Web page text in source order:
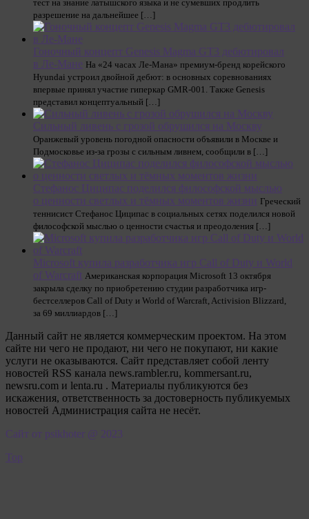
тест на знание латышского языка и не сумевших продлить
разрешение на дальнейшее […]
Гоночный концепт Genesis Magma GT3 дебютировал
в Ле-Мане На «24 часах Ле-Мана» премиум-бренд корейского
Hyundai устроил двойной дебют: в основных соревнованиях
впервые принял участие гиперкар GMR-001. Также Genesis
представил концептуальный […]
Сильный ливень с грозой обрушился на Москву
Оранжевый уровень погодной опасности объявили в Москве и
Подмосковье из-за грозы с сильным ливнем, сообщили в […]
Стефанос Циципас поделился философской мыслью
о ценности светлых и тёмных моментов жизни Греческий
теннисист Стефанос Циципас в социальных сетях поделился новой
философской мыслью о ценности счастья и преодоления […]
Microsoft купила разработчика игр Call of Duty и World
of Warcraft Американская корпорация Microsoft 13 октября
закрыла сделку по приобретению студии разработчика игр-
бестселлеров Call of Duty и World of Warcraft, Activision Blizzard,
за 69 миллиардов […]
Данный сайт не является коммерческим проектом. На этом
сайте ни чего не продают, ни чего не покупают, ни какие
услуги не оказываются. Сайт представляет собой ленту
новостей RSS канала news.rambler.ru, kommersant.ru,
newsru.com и lenta.ru . Материалы публикуются без
искажения, ответственность за достоверность публикуемых
новостей Администрация сайта не несёт.
Сайт от psikhoter @ 2023
Top